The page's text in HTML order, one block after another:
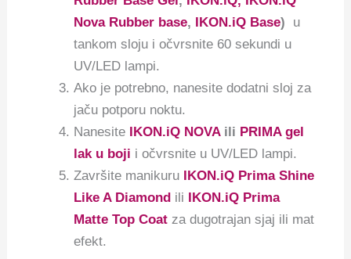
Nova Rubber base, IKON.iQ Base)
u
tankom sloju i očvrsnite 60 sekundi u
UV/LED lampi.
Ako je potrebno, nanesite dodatni sloj za
jaču potporu noktu.
Nanesite
IKON.iQ NOVAili PRIMA gel
lak u boji i očvrsnite u UV/LED lampi.
Završite manikuru
IKON.iQ Prima Shine
Like A Diamond ili
IKON.iQ Prima
Matte Top Coat za dugotrajan sjaj ili mat
efekt.